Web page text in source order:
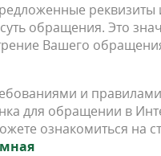
реквизиты
обращения. Это
Вашего
и
для обращении в
ознакомиться на